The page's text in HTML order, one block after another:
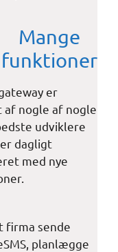
Mange
funktioner
er
af nogle af nogle
udviklere
dagligt
med nye
firma sende
planlægge